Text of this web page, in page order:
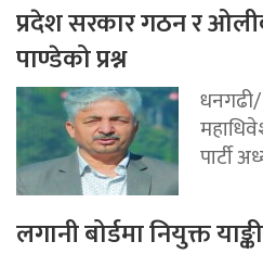
प्रदेश सरकार गठन र
पाण्डेको प्रश्न
पार्टी
लगानी बोर्डमा नियुक्त